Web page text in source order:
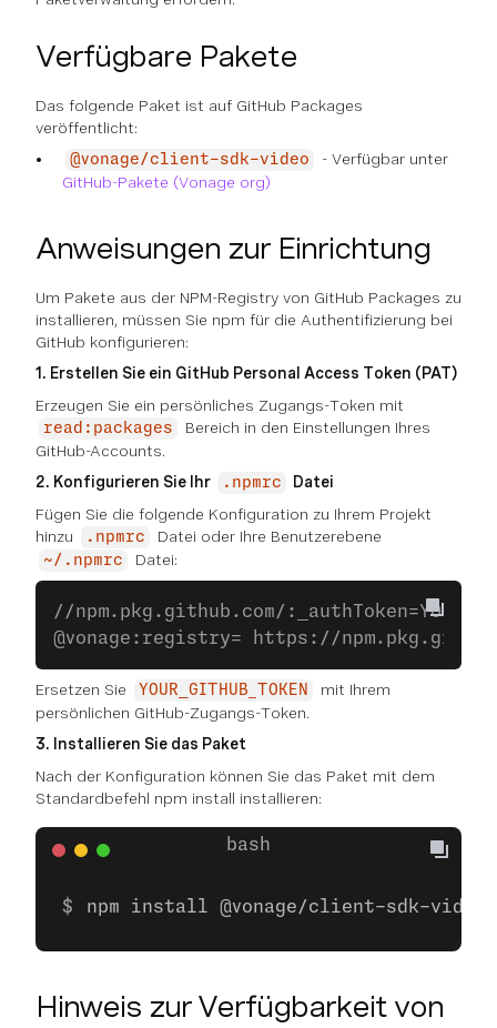
Verfügbare Pakete
Das folgende Paket ist auf GitHub Packages
veröffentlicht:
@vonage/client-sdk-video
- Verfügbar unter
GitHub-Pakete (Vonage org)
Anweisungen zur Einrichtung
Um Pakete aus der NPM-Registry von GitHub Packages zu
installieren, müssen Sie npm für die Authentifizierung bei
GitHub konfigurieren:
1. Erstellen Sie ein GitHub Personal Access Token (PAT)
Erzeugen Sie ein persönliches Zugangs-Token mit
read:packages
Bereich in den Einstellungen Ihres
GitHub-Accounts.
2. Konfigurieren Sie Ihr
.npmrc
Datei
Fügen Sie die folgende Konfiguration zu Ihrem Projekt
hinzu
.npmrc Datei oder Ihre Benutzerebene
~/.npmrc Datei:
//npm.pkg.github.com/
@vonage:registry= https://
Ersetzen Sie YOUR_GITHUB_TOKEN
mit Ihrem
persönlichen GitHub-Zugangs-Token.
3. Installieren Sie das Paket
Nach der Konfiguration können Sie das Paket mit dem
Standardbefehl npm install installieren:
npm install @vonage/client-sdk-video
Hinweis zur Verfügbarkeit von